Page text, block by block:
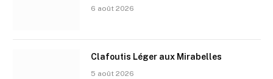
6 août 2026
Clafoutis Léger aux Mirabelles
5 août 2026